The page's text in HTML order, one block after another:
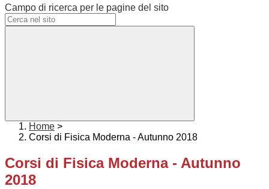
Campo di ricerca per le pagine del sito
Home >
Corsi di Fisica Moderna - Autunno 2018
Corsi di Fisica Moderna - Autunno
2018